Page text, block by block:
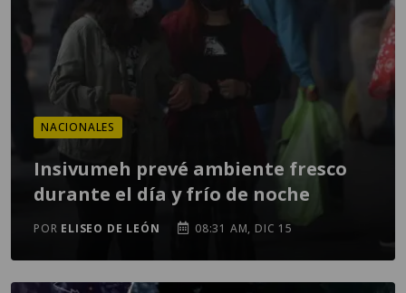
NACIONALES
Insivumeh prevé ambiente fresco
durante el día y frío de noche
POR ELISEO DE LEÓN 08:31 AM, DIC 15